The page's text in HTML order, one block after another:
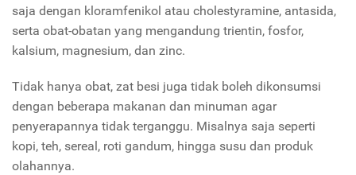
saja dengan kloramfenikol atau cholestyramine, antasida,
serta obat-obatan yang mengandung trientin, fosfor,
kalsium, magnesium, dan zinc.
Tidak hanya obat, zat besi juga tidak boleh dikonsumsi
dengan beberapa makanan dan minuman agar
penyerapannya tidak terganggu. Misalnya saja seperti
kopi, teh, sereal, roti gandum, hingga susu dan produk
olahannya.